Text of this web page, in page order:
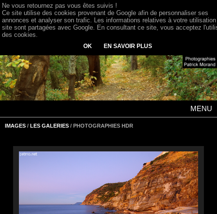
MENU
IMAGES / LES GALERIES / PHOTOGRAPHIES HDR
Ne vous retournez pas vous êtes suivis !
Ce site utilise des cookies provenant de Google afin de personnaliser ses
annonces et analyser son trafic. Les informations relatives à votre
site sont partagées avec Google. En consultant ce site, vous acceptez
des cookies.
OK EN SAVOIR PLUS